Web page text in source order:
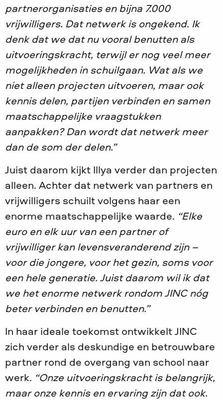
partnerorganisaties en bijna 7.000
vrijwilligers. Dat netwerk is ongekend. Ik
denk dat we dat nu vooral benutten als
uitvoeringskracht, terwijl er nog veel meer
mogelijkheden in schuilgaan. Wat als we
niet alleen projecten uitvoeren, maar ook
kennis delen, partijen verbinden en samen
maatschappelijke vraagstukken
aanpakken? Dan wordt dat netwerk meer
dan de som der delen.”
Juist daarom kijkt Illya verder dan projecten
alleen. Achter dat netwerk van partners en
vrijwilligers schuilt volgens haar een
enorme maatschappelijke waarde. “Elke
euro en elk uur van een partner of
vrijwilliger kan levensveranderend zijn –
voor die jongere, voor het gezin, soms voor
een hele generatie. Juist daarom wil ik dat
we het enorme netwerk rondom JINC nóg
beter verbinden en benutten.”
In haar ideale toekomst ontwikkelt JINC
zich verder als deskundige en betrouwbare
partner rond de overgang van school naar
werk. “Onze uitvoeringskracht is belangrijk,
maar onze kennis en ervaring zijn dat ook.